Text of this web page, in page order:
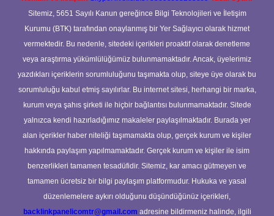
Sitemiz, 5651 Sayılı Kanun gereğince Bilgi Teknolojileri ve İletişim
Kurumu (BTK) tarafından onaylanmış bir Yer Sağlayıcı olarak hizmet
vermektedir. Bu nedenle, sitedeki içerikleri proaktif olarak denetleme
veya araştırma yükümlülüğümüz bulunmamaktadır. Ancak, üyelerimiz
yazdıkları içeriklerin sorumluluğunu taşımakta olup, siteye üye olarak bu
sorumluluğu kabul etmiş sayılırlar. Bu internet sitesi, herhangi bir marka,
kurum veya şahıs şirketi ile hiçbir bağlantısı bulunmamaktadır. Sitede
yalnızca kendi hazırladığımız makaleler paylaşılmaktadır. Burada yer
alan içerikler haber niteliği taşımamakta olup, gerçek kurum ve kişiler
hakkında paylaşım yapılmamaktadır. Gerçek kurum ve kişiler ile isim
benzerlikleri tamamen tesadüfidir. Sitemiz, kar amacı gütmeyen ve
tamamen ücretsiz bir bilgi paylaşım platformudur. Hukuka ve yasal
düzenlemelere aykırı olduğunu düşündüğünüz içerikleri,
backlinkpanelicomtr@gmail.com adresine bildirmeniz halinde, ilgili